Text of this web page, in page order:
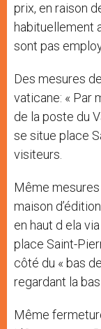
prix, en raison
habituellement
sont pas
Des mesures
vaticane: « Par
de la poste du
se situe place
visiteurs.
Même
maison
en haut d ela
place Saint-
côté du « bas
regardant la
Même